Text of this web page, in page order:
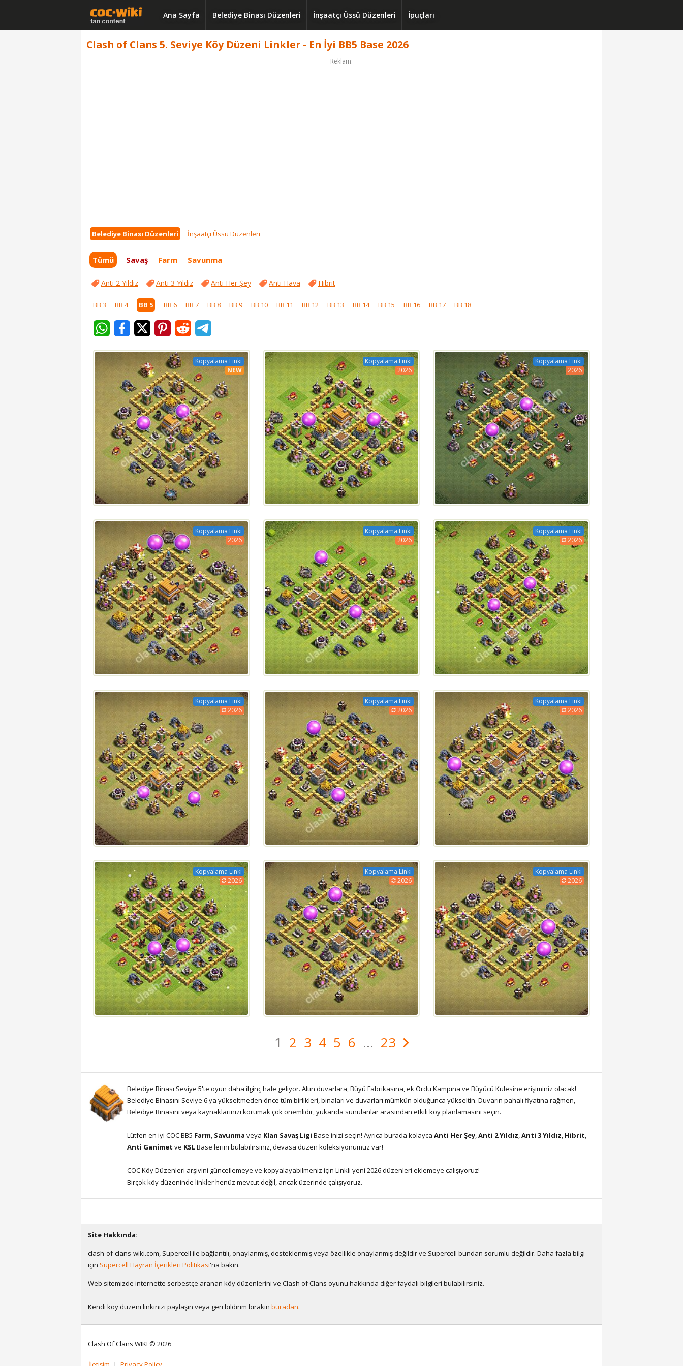
Ana Sayfa Belediye Binası Düzenleri İnşaatçı Üssü Düzenleri İpuçları
Clash of Clans 5. Seviye Köy Düzeni Linkler - En İyi BB5 Base 2026
Reklam:
Belediye Binası Düzenleri İnşaatçı Üssü Düzenleri
Tümü Savaş Farm Savunma
Anti 2 Yıldız Anti 3 Yıldız Anti Her Şey Anti Hava Hibrit
BB 3 BB 4 BB 5 BB 6 BB 7 BB 8 BB 9 BB 10 BB 11 BB 12 BB 13 BB 14 BB 15 BB 16 BB 17 BB 18
Kopyalama Linki
NEW
Kopyalama Linki
2026
Kopyalama Linki
2026
Kopyalama Linki
2026
Kopyalama Linki
2026
Kopyalama Linki
2026
Kopyalama Linki
2026
Kopyalama Linki
2026
Kopyalama Linki
2026
Kopyalama Linki
2026
Kopyalama Linki
2026
Kopyalama Linki
2026
1 2 3 4 5 6 ... 23
Belediye Binası Seviye 5'te oyun daha ilginç hale geliyor. Altın duvarlara, Büyü Fabrikasına, ek Ordu Kampına ve Büyücü Kulesine erişiminiz olacak!
Belediye Binasını Seviye 6'ya yükseltmeden önce tüm birlikleri, binaları ve duvarları mümkün olduğunca yükseltin. Duvarın pahalı fiyatına rağmen,
Belediye Binasını veya kaynaklarınızı korumak çok önemlidir, yukarıda sunulanlar arasından etkili köy planlamasını seçin.
Lütfen en iyi COC BB5 Farm, Savunma veya Klan Savaş Ligi Base'inizi seçin! Ayrıca burada kolayca Anti Her Şey,Anti 2 Yıldız,Anti 3 Yıldız, Hibrit,
Anti Ganimet ve KSLBase'lerini bulabilirsiniz, devasa düzen koleksiyonumuz var!
COC Köy Düzenleri arşivini güncellemeye ve kopyalayabilmeniz için Linkli yeni 2026 düzenleri eklemeye çalışıyoruz!
Birçok köy düzeninde linkler henüz mevcut değil, ancak üzerinde çalışıyoruz.
Site Hakkında:
clash-of-clans-wiki.com, Supercell ile bağlantılı, onaylanmış, desteklenmiş veya özellikle onaylanmış değildir ve Supercell bundan sorumlu değildir. Daha fazla bilgi
için Supercell Hayran İçerikleri Politikası'na bakın.
Web sitemizde internette serbestçe aranan köy düzenlerini ve Clash of Clans oyunu hakkında diğer faydalı bilgileri bulabilirsiniz.
Kendi köy düzeni linkinizi paylaşın veya geri bildirim bırakın buradan.
Clash Of Clans WIKI © 2026